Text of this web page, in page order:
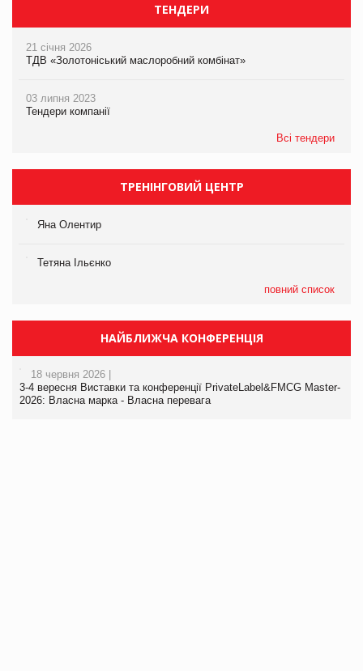
ТЕНДЕРИ
21 січня 2026
ТДВ «Золотоніський маслоробний комбінат»
03 липня 2023
Тендери компанії
Всі тендери
ТРЕНІНГОВИЙ ЦЕНТР
Яна Олентир
Тетяна Ільєнко
повний список
НАЙБЛИЖЧА КОНФЕРЕНЦІЯ
18 червня 2026 |
3-4 вересня Виставки та конференції PrivateLabel&FMCG Master-
2026: Власна марка - Власна перевага